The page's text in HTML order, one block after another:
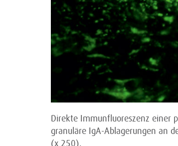
Direkte Immunfluoreszenz einer
granuläre IgA-Ablagerungen an
(x 250).